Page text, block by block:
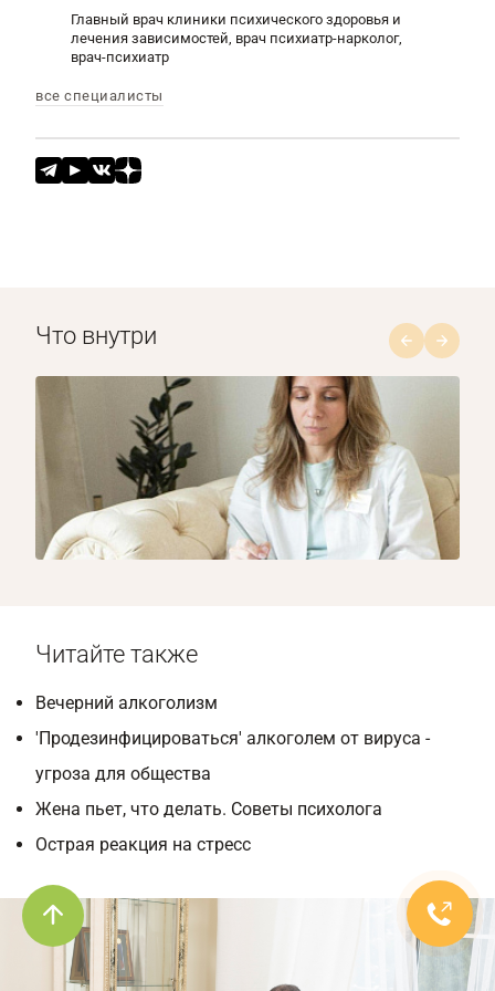
Главный врач клиники психического здоровья и
лечения зависимостей, врач психиатр-нарколог,
врач-психиатр
все специалисты
Что внутри
1/8
Читайте также
Вечерний алкоголизм
'Продезинфицироваться' алкоголем от вируса -
угроза для общества
Жена пьет, что делать. Советы психолога
Острая реакция на стресс